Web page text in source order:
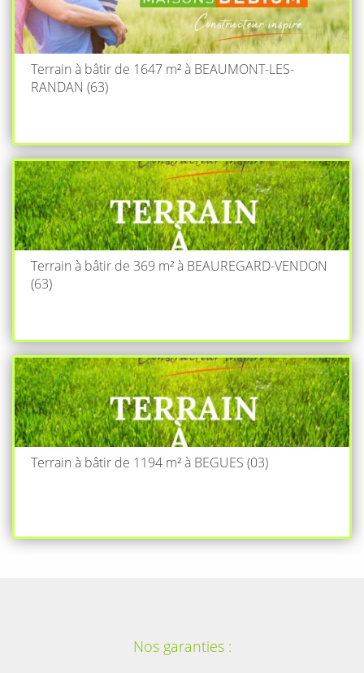
Terrain à bâtir de 1647 m² à BEAUMONT-LES-
RANDAN (63)
Terrain à bâtir de 369 m² à BEAUREGARD-VENDON
(63)
Terrain à bâtir de 1194 m² à BEGUES (03)
Nos garanties :